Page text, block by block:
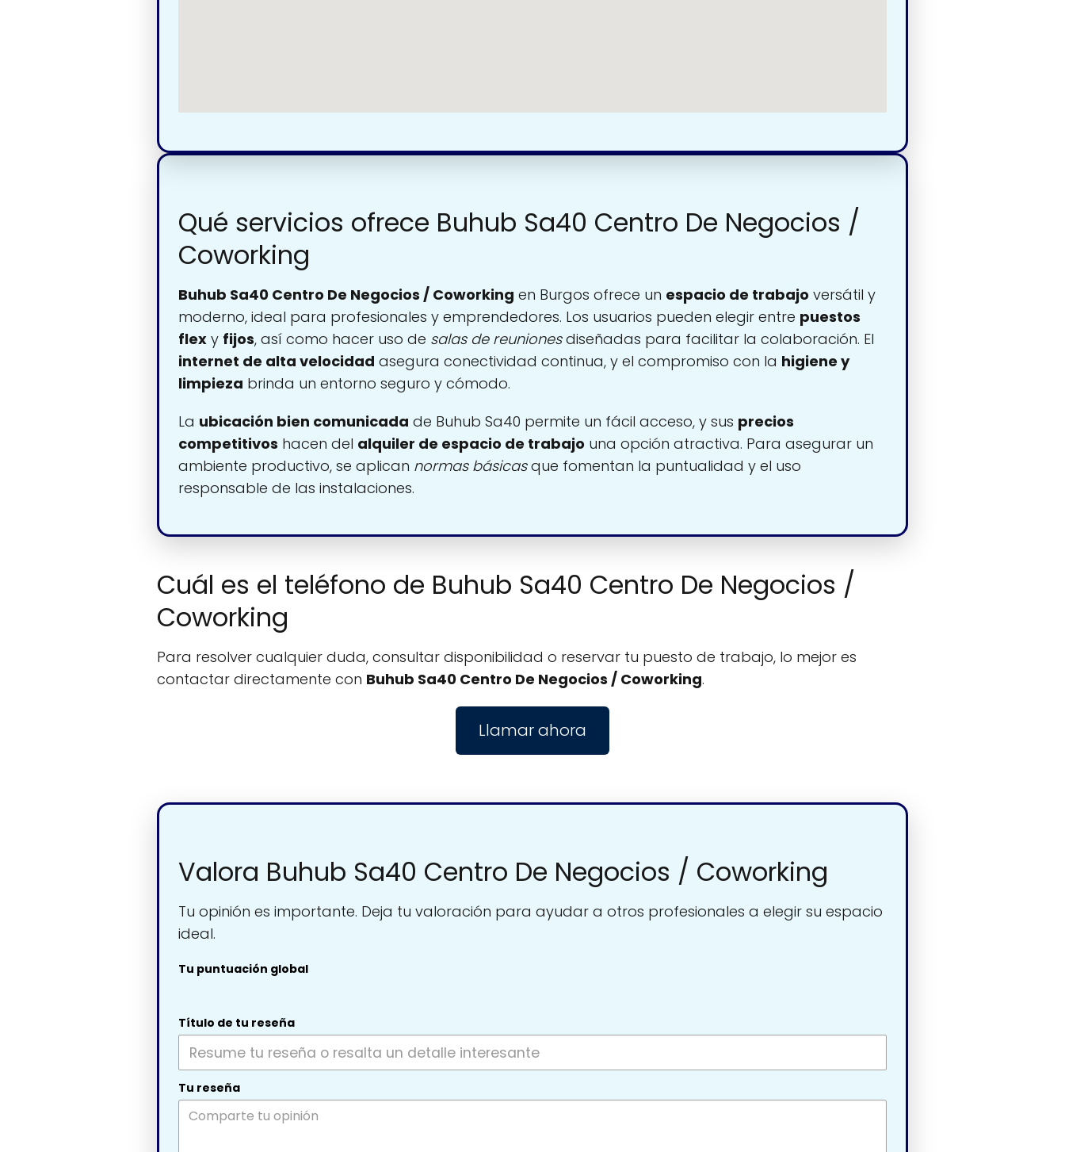
Qué servicios ofrece Buhub Sa40 Centro De Negocios /
Coworking
Buhub Sa40 Centro De Negocios / Coworking en Burgos ofrece un espacio de trabajo versátil y
moderno, ideal para profesionales y emprendedores. Los usuarios pueden elegir entre puestos
flex y fijos, así como hacer uso de salas de reunionesdiseñadas para facilitar la colaboración. El
internet de alta velocidad asegura conectividad continua, y el compromiso con la higiene y
limpieza brinda un entorno seguro y cómodo.
La ubicación bien comunicada de Buhub Sa40 permite un fácil acceso, y sus precios
competitivos hacen del alquiler de espacio de trabajo una opción atractiva. Para asegurar un
ambiente productivo, se aplican normas básicasque fomentan la puntualidad y el uso
responsable de las instalaciones.
Cuál es el teléfono de Buhub Sa40 Centro De Negocios /
Coworking
Para resolver cualquier duda, consultar disponibilidad o reservar tu puesto de trabajo, lo mejor es
contactar directamente con Buhub Sa40 Centro De Negocios / Coworking.
Llamar ahora
Valora Buhub Sa40 Centro De Negocios / Coworking
Tu opinión es importante. Deja tu valoración para ayudar a otros profesionales a elegir su espacio
ideal.
Tu puntuación global
Título de tu reseña
Tu reseña